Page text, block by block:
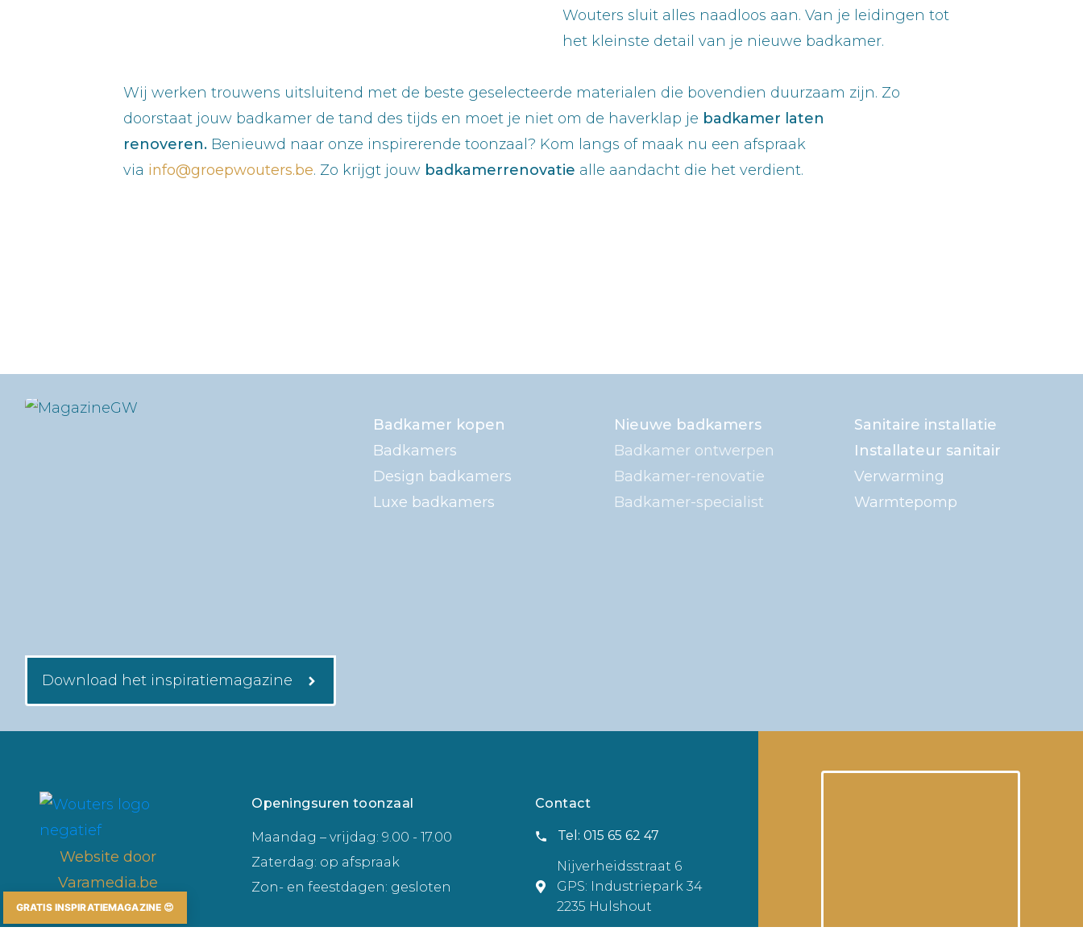
Wouters sluit alles naadloos aan. Van je leidingen tot
het kleinste detail van je nieuwe badkamer.
Wij werken trouwens uitsluitend met de beste geselecteerde materialen die bovendien duurzaam zijn. Zo
doorstaat jouw badkamer de tand des tijds en moet je niet om de haverklap je badkamer laten
renoveren. Benieuwd naar onze inspirerende toonzaal? Kom langs of maak nu een afspraak
via info@groepwouters.be. Zo krijgt jouw badkamerrenovatie alle aandacht die het verdient.
Download het inspiratiemagazine
Badkamer kopen
Badkamers
Design badkamers
Luxe badkamers
Nieuwe badkamers
Badkamer ontwerpen
Badkamer-renovatie
Badkamer-specialist
Sanitaire installatie
Installateur sanitair
Verwarming
Warmtepomp
Website door
Varamedia.be
Openingsuren toonzaal
Maandag – vrijdag: 9.00 - 17.00
Zaterdag: op afspraak
Zon- en feestdagen: gesloten
Contact
Tel: 015 65 62 47
Nijverheidsstraat 6
GPS: Industriepark 34
2235 Hulshout
GRATIS INSPIRATIEMAGAZINE 😍